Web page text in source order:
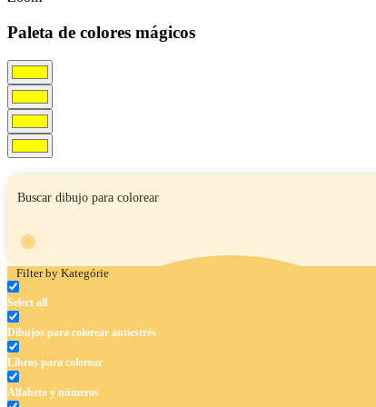
Paleta de colores mágicos
Filter by Kategórie
Select all
Dibujos para colorear antiestrés
Libros para colorear
Alfabeto y números